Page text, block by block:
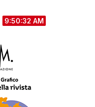
9:50:33 AM